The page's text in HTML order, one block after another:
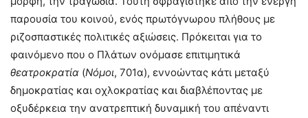
παρουσία του κοινού, ενός πρωτόγνωρου πλήθους με
ριζοσπαστικές πολιτικές αξιώσεις. Πρόκειται για το
φαινόμενο που ο Πλάτων ονόμασε επιτιμητικά
θεατροκρατία (Νόμοι, 701α), εννοώντας κάτι μεταξύ
δημοκρατίας και οχλοκρατίας και διαβλέποντας με
οξυδέρκεια την ανατρεπτική δυναμική του απέναντι